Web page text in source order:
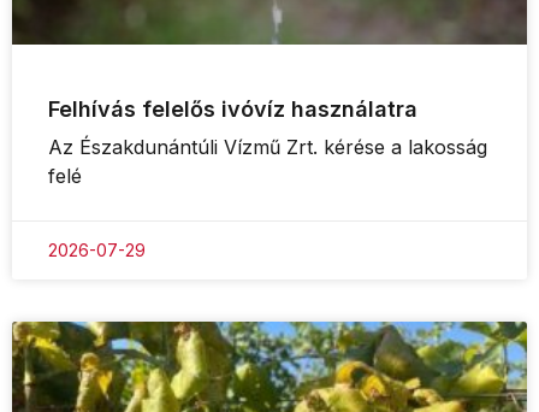
Felhívás felelős ivóvíz használatra
Az Északdunántúli Vízmű Zrt. kérése a lakosság
felé
2026-07-29